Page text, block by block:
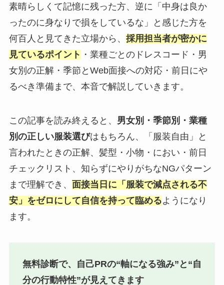
素晴らしくて記憶に残った方、逆に「中身は良か
ったのに身なりで損をしているな」と感じた方を
何百人と見てきた立場から、 採用担当者が密かに
見ているポイント ・業種ごとのドレスコード・男
女別の正解・季節とWeb面接への対応・前日にや
るべき準備まで、本音で解説していきます。
この記事を読み終えると、 男女別・季節別・業種
別の正しい服装選びはもちろん、「服装自由」と
言われたときの正解、髪型・小物・におい・前日
チェックリスト、知らずにやりがちなNGパターン
まで理解でき、 面接当日に「服装で減点される不
安」をゼロにして自信を持って臨めるようになり
ます。
無料診断で、自己PRの“軸になる強み”と“自
分の行動特性”が見えてきます